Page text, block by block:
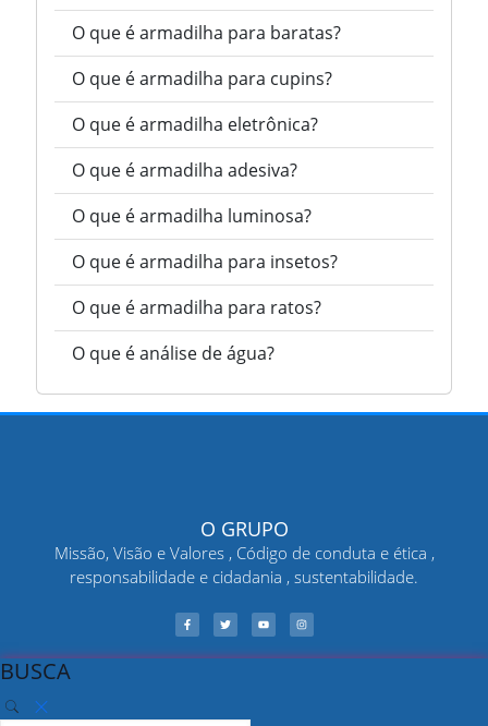
O que é armadilha para baratas?
O que é armadilha para cupins?
O que é armadilha eletrônica?
O que é armadilha adesiva?
O que é armadilha luminosa?
O que é armadilha para insetos?
O que é armadilha para ratos?
O que é análise de água?
O GRUPO
Missão, Visão e Valores , Código de conduta e ética ,
responsabilidade e cidadania , sustentabilidade.
BUSCA